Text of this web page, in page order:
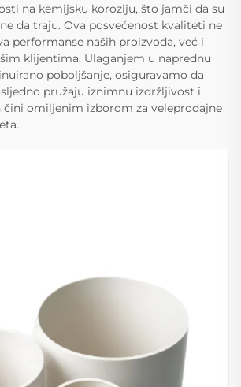
na kemijsku koroziju, što jamči da su
da traju. Ova posvećenost kvaliteti ne
performanse naših proizvoda, već i
klijentima. Ulaganjem u naprednu
poboljšanje, osiguravamo da
pružaju iznimnu izdržljivost i
čini omiljenim izborom za veleprodajne